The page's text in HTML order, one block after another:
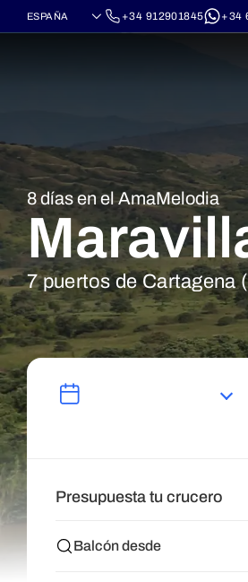
+34 912901845 +34
8 días en el AmaMelodia
7 puertos de Cartagena
Presupuesta tu crucero
Balcón desde